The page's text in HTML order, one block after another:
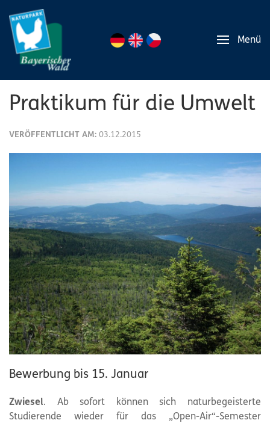
Menü
Praktikum für die Umwelt
VERÖFFENTLICHT AM: 03.12.2015
Bewerbung bis 15. Januar
Zwiesel. Ab sofort können sich naturbegeisterte
Studierende wieder für das „Open-Air“-Semester